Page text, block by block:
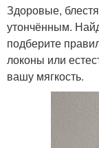
Здоровые,
утончённым.
подберите
локоны или
вашу мягкость.